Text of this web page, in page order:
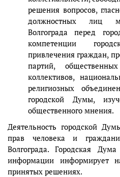
решения вопросов,
должностных лиц
Волгограда перед
компетенции
привлечения граждан,
партий,
коллективов,
религиозных
городской Думы,
общественного мнения.
Деятельность городской
прав человека и
Волгограда. Городская
информации информирует
принятых решениях.